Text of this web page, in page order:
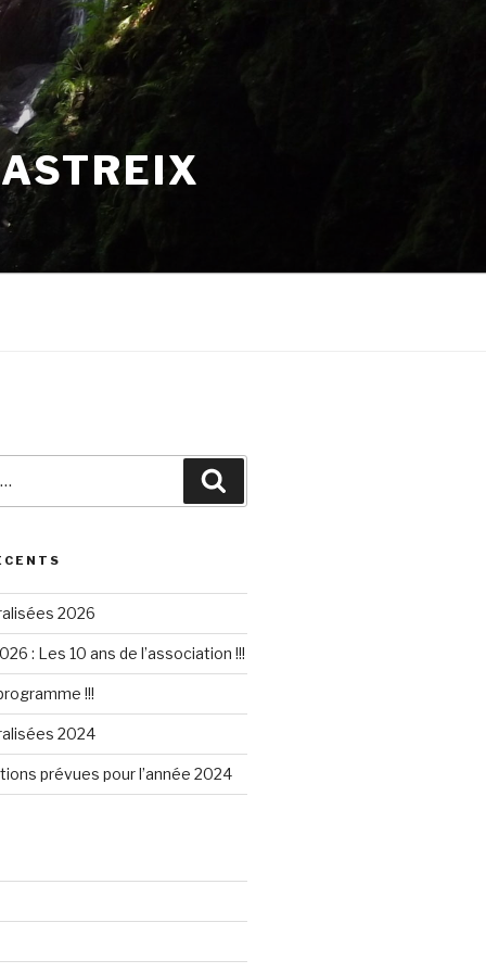
2026
: Les 10 ans de l’association !!!
!!!
2024
prévues pour l’année 2024